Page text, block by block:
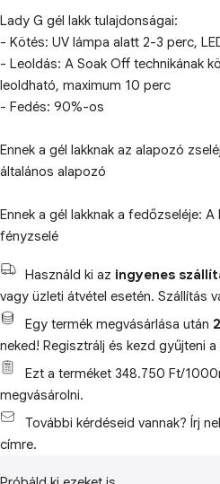
Lady G gél lakk tulajdonságai:
- Kötés: UV lámpa alatt 2-3 perc,
- Leoldás: A Soak Off technikának
leoldható, maximum 10 perc
- Fedés: 90%-os
Ennek a gél lakknak az alapozó
általános alapozó
Ennek a gél lakknak a fedőzseléje:
fényzselé
Használd ki az ingyenes
vagy üzleti átvétel esetén. Szállítás
Egy termék megvásárlása után
neked! Regisztrálj és kezd gyűjteni
Ezt a terméket 348.750 Ft/
megvásárolni.
További kérdéseid vannak? Írj
címre.